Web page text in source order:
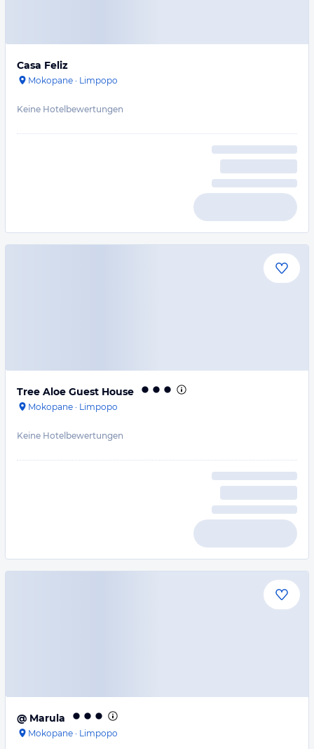
Casa Feliz
Mokopane · Limpopo
Keine Hotelbewertungen
Tree Aloe Guest House
Mokopane · Limpopo
Keine Hotelbewertungen
@ Marula
Mokopane · Limpopo